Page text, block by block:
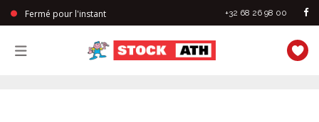
Fermé pour l'instant +32 68 26 98 00